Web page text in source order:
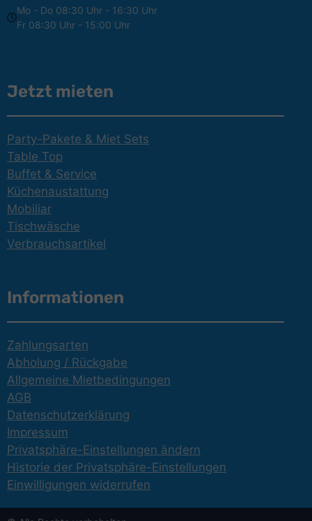
Mo - Do 08:30 Uhr - 16:30 Uhr
Fr 08:30 Uhr - 15:00 Uhr
Jetzt mieten
Party-Pakete & Miet Sets
Table Top
Buffet & Service
Küchenaustattung
Mobiliar
Tischwäsche
Verbrauchsartikel
Informationen
Zahlungsarten
Abholung / Rückgabe
Allgemeine Mietbedingungen
AGB
Datenschutzerklärung
Impressum
Privatsphäre-Einstellungen ändern
Historie der Privatsphäre-Einstellungen
Einwilligungen widerrufen